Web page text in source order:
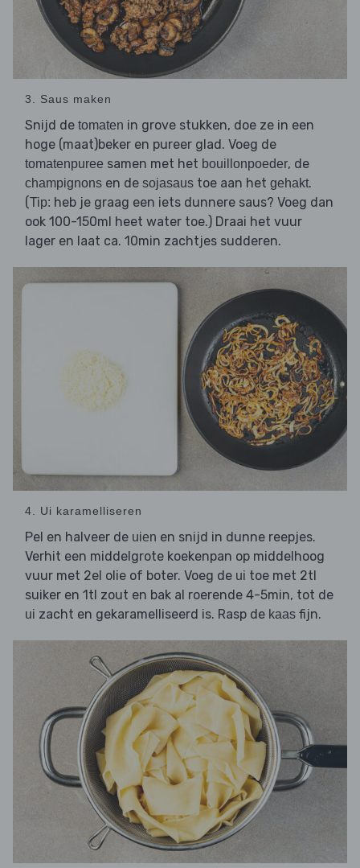
3. Saus maken
Snijd de tomaten in grove stukken, doe ze in een
hoge (maat)beker en pureer glad. Voeg de
tomatenpuree samen met het bouillonpoeder, de
champignons en de sojasaus toe aan het gehakt.
(Tip: heb je graag een iets dunnere saus? Voeg dan
ook 100-150ml heet water toe.) Draai het vuur
lager en laat ca. 10min zachtjes sudderen.
4. Ui karamelliseren
Pel en halveer de uien en snijd in dunne reepjes.
Verhit een middelgrote koekenpan op middelhoog
vuur met 2el olie of boter. Voeg de ui toe met 2tl
suiker en 1tl zout en bak al roerende 4-5min, tot de
ui zacht en gekaramelliseerd is. Rasp de kaas fijn.